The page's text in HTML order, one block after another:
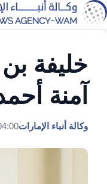
خليفة
آمنة
وكالة أنباء الإمارات